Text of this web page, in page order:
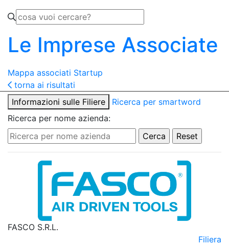
Le Imprese Associate
Mappa associati Startup
torna ai risultati
Informazioni sulle Filiere
Ricerca per smartword
Ricerca per nome azienda:
FASCO S.R.L.
Filiera